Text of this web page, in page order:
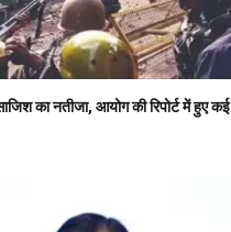
का नतीजा, आयोग की रिपोर्ट में हुए